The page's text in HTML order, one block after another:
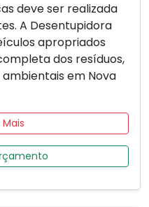
deve ser realizada
A Desentupidora
apropriados
dos resíduos,
em Nova